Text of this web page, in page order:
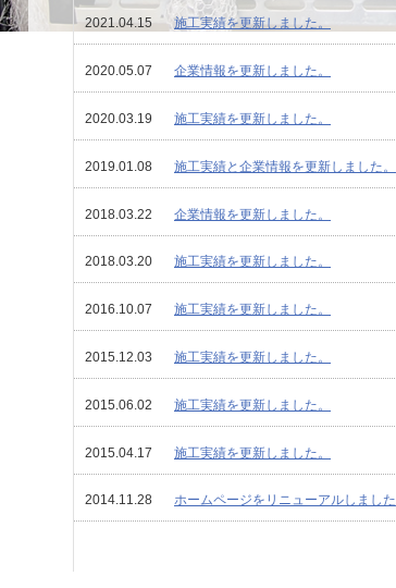
2021.04.15 施工実績を更新しました。
2020.05.07 企業情報を更新しました。
2020.03.19 施工実績を更新しました。
2019.01.08 施工実績と企業情報を更新しました。
2018.03.22 企業情報を更新しました。
2018.03.20 施工実績を更新しました。
2016.10.07 施工実績を更新しました。
2015.12.03 施工実績を更新しました。
2015.06.02 施工実績を更新しました。
2015.04.17 施工実績を更新しました。
2014.11.28 ホームページをリニューアルしました